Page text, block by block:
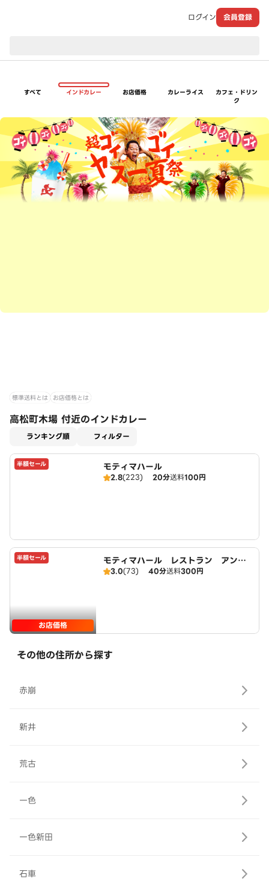
ログイン 会員登録
すべて インドカレー お店価格 カレーライス
カフェ・ドリン
ク
超ゴイゴイヤスー夏祭
標準送料とは お店価格とは
高松町木場 付近のインドカレー
ランキング順 フィルター
半額セール モティマハール
2.8(223) 20分送料100円
半額セール
お店価格
モティマハール レストラン アンド
バー
3.0(73) 40分送料300円
その他の住所から探す
赤崩
新井
荒古
一色
一色新田
石車